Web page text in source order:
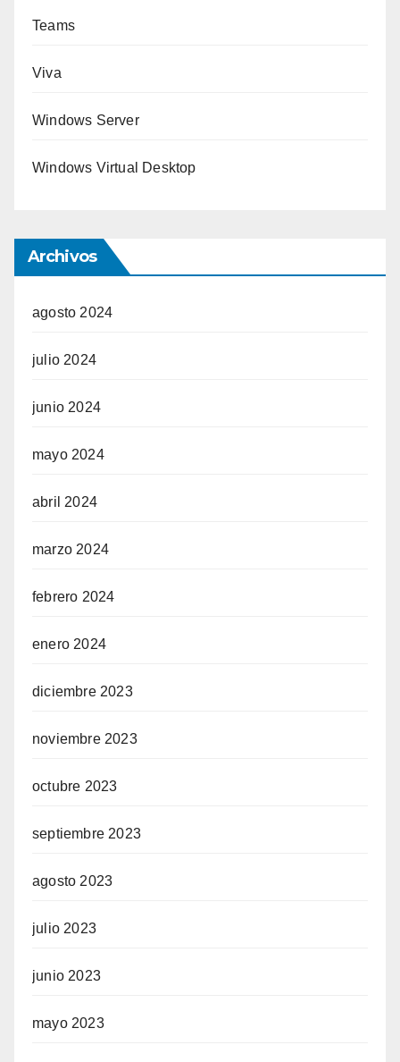
Teams
Viva
Windows Server
Windows Virtual Desktop
Archivos
agosto 2024
julio 2024
junio 2024
mayo 2024
abril 2024
marzo 2024
febrero 2024
enero 2024
diciembre 2023
noviembre 2023
octubre 2023
septiembre 2023
agosto 2023
julio 2023
junio 2023
mayo 2023